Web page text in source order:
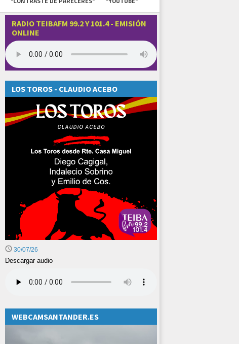
RADIO TEIBAFM 99.2 Y 101.4 - EMISIÓN
ONLINE
LOS TOROS - CLAUDIO ACEBO
30/07/26
Descargar audio
WEBCAMSANTANDER.ES